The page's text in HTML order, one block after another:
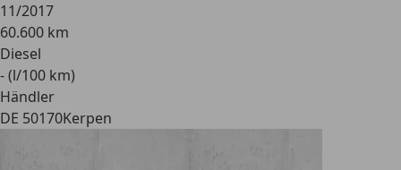
11/2017
60.600 km
Diesel
- (l/100 km)
Händler
DE 50170Kerpen